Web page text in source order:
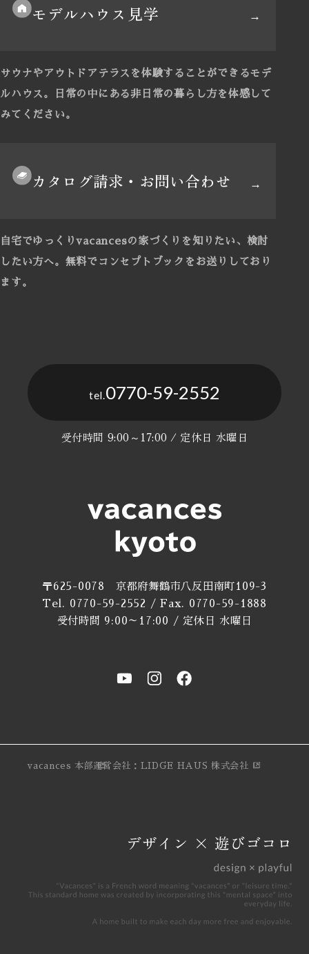
モデルハウス見学
サウナやアウトドアテラスを体験することができるモデ
ルハウス。
日常の中にある非日常の暮らし方を体感して
みてください。
カタログ請求・お問い合わせ
自宅でゆっくりvacancesの家づくりを知りたい、検討
したい方へ。 無料でコンセプトブックをお送りしており
ます。
tel.0770-59-2552
受付時間 9:00～17:00 / 定休日 水曜日
〒625-0078 京都府舞鶴市八反田南町109-3
Tel. 0770-59-2552 / Fax. 0770-59-1888
受付時間 9:00～17:00 / 定休日 水曜日
vacances 本部運営会社：LIDGE HAUS 株式会社